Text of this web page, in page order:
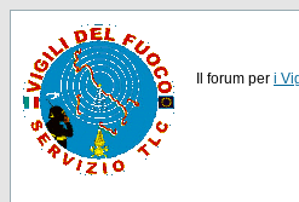
Il forum per i